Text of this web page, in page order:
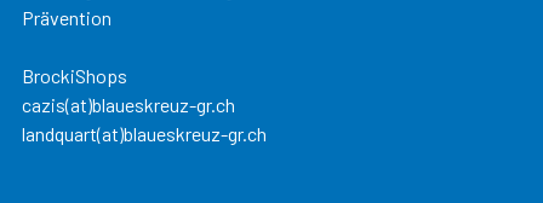
Prävention
BrockiShops
cazis(at)blaueskreuz-gr.ch
landquart(at)blaueskreuz-gr.ch